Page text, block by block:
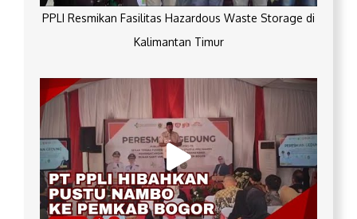
PPLI Resmikan Fasilitas Hazardous Waste Storage di
Kalimantan Timur